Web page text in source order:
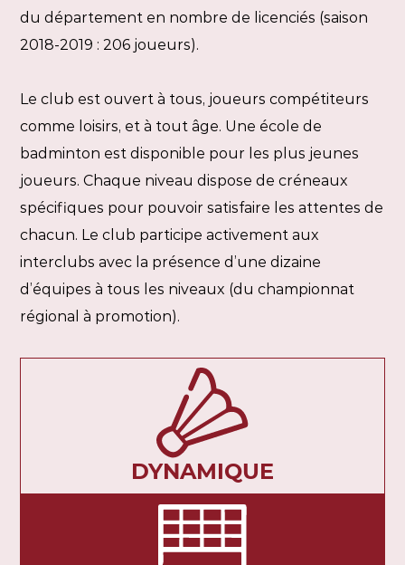
du département en nombre de licenciés (saison
2018-2019 : 206 joueurs).
Le club est ouvert à tous, joueurs compétiteurs
comme loisirs, et à tout âge. Une école de
badminton est disponible pour les plus jeunes
joueurs. Chaque niveau dispose de créneaux
spécifiques pour pouvoir satisfaire les attentes de
chacun. Le club participe activement aux
interclubs avec la présence d’une dizaine
d’équipes à tous les niveaux (du championnat
régional à promotion).
DYNAMIQUE